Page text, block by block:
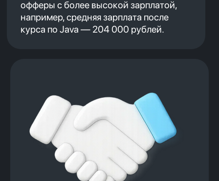
Я согласен наобработкуперсональных
данных
Я согласен на рассылку
электронных
сообщений